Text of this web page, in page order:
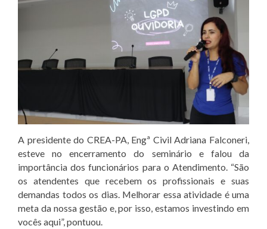
A presidente do CREA-PA, Engª Civil Adriana Falconeri,
esteve no encerramento do seminário e falou da
importância dos funcionários para o Atendimento. “São
os atendentes que recebem os profissionais e suas
demandas todos os dias. Melhorar essa atividade é uma
meta da nossa gestão e, por isso, estamos investindo em
vocês aqui”, pontuou.